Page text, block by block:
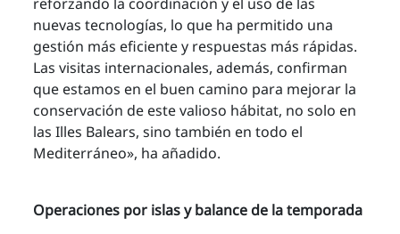
nuevas tecnologías, lo que ha permitido una
gestión más eficiente y respuestas más rápidas.
Las visitas internacionales, además, confirman
que estamos en el buen camino para mejorar la
conservación de este valioso hábitat, no solo en
las Illes Balears, sino también en todo el
Mediterráneo», ha añadido.
Operaciones por islas y balance de la temporada